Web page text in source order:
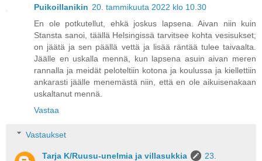
Puikoillanikin 20. tammikuuta 2022 klo 10.30
En ole potkutellut, ehkä joskus lapsena. Aivan niin kuin
Stansta sanoi, täällä Helsingissä tarvitsee kohta vesisukset;
on jäätä ja sen päällä vettä ja lisää räntää tulee taivaalta.
Jäälle en uskalla mennä, kun lapsena asuin aivan meren
rannalla ja meidät peloteltiin kotona ja koulussa ja kiellettiin
ankarasti jäälle menemästä niin, että en ole aikuisenakaan
uskaltanut mennä.
Vastaa
Vastaukset
Tarja K/Ruusu-unelmia ja villasukkia
23.